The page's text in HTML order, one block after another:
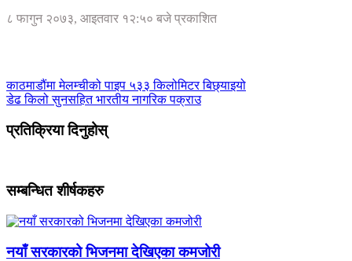
८ फागुन २०७३, आइतवार १२:५० बजे प्रकाशित
काठमाडौंमा मेलम्चीको पाइप ५३३ किलोमिटर बिछ्याइयो
डेढ किलो सुनसहित भारतीय नागरिक पक्राउ
प्रतिक्रिया दिनुहोस्
सम्बन्धित शीर्षकहरु
नयाँ सरकारको भिजनमा देखिएका कमजोरी